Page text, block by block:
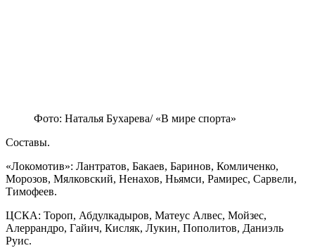
Фото: Наталья Бухарева/ «В мире спорта»
Составы.
«Локомотив»: Лантратов, Бакаев, Баринов, Комличенко,
Морозов, Мялковский, Ненахов, Ньямси, Рамирес, Сарвели,
Тимофеев.
ЦСКА: Тороп, Абдулкадыров, Матеус Алвес, Мойзес,
Алеррандро, Гайич, Кисляк, Лукин, Пополитов, Даниэль
Руис.